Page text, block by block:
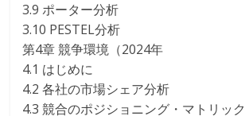
3.9 ポーター分析
3.10 PESTEL分析
第4章 競争環境（2024年
4.1 はじめに
4.2 各社の市場シェア分析
4.3 競合のポジショニング・マトリッ